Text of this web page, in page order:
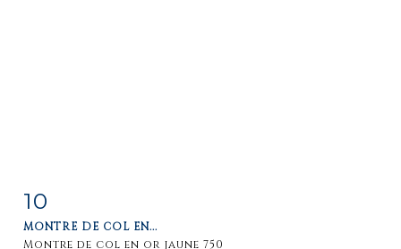
10
MONTRE DE COL EN...
Montre de col en or jaune 750